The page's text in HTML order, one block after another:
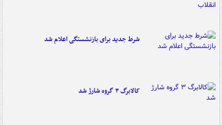
شرط جدید برای بازنشستگی اعلام شد
کالابرگ ۳ گروه شارژ شد